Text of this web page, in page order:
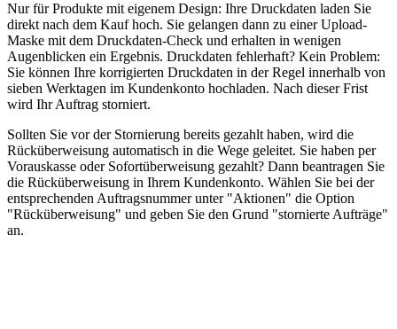
Nur für Produkte mit eigenem Design: Ihre Druckdaten laden Sie
direkt nach dem Kauf hoch. Sie gelangen dann zu einer Upload-
Maske mit dem Druckdaten-Check und erhalten in wenigen
Augenblicken ein Ergebnis. Druckdaten fehlerhaft? Kein Problem:
Sie können Ihre korrigierten Druckdaten in der Regel innerhalb von
sieben Werktagen im Kundenkonto hochladen. Nach dieser Frist
wird Ihr Auftrag storniert.
Sollten Sie vor der Stornierung bereits gezahlt haben, wird die
Rücküberweisung automatisch in die Wege geleitet. Sie haben per
Vorauskasse oder Sofortüberweisung gezahlt? Dann beantragen Sie
die Rücküberweisung in Ihrem Kundenkonto. Wählen Sie bei der
entsprechenden Auftragsnummer unter "Aktionen" die Option
"Rücküberweisung" und geben Sie den Grund "stornierte Aufträge"
an.